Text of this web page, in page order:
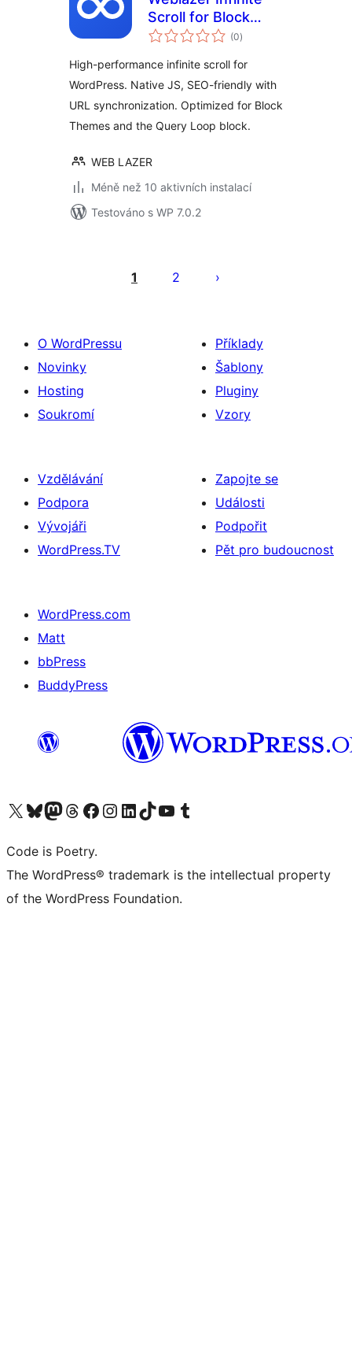
Scroll for Block
Themes
(0celkové
hodnocení
)
High-performance infinite scroll for
WordPress. Native JS, SEO-friendly with
URL synchronization. Optimized for Block
Themes and the Query Loop block.
WEB LAZER
Méně než 10 aktivních instalací
Testováno s WP 7.0.2
příspěvků
1 2
O WordPressu
Novinky
Hosting
Soukromí
Příklady
Šablony
Pluginy
Vzory
Vzdělávání
Podpora
Vývojáři
WordPress.TV
Zapojte se
Události
Podpořit
Pět pro budoucnost
WordPress.com
Matt
bbPress
BuddyPress
Navštivte náš účet na X (dříve Twitter)
Navštivte náš Bluesky účetNavštivte náš účet Mastodon
Navštivte náš Threads účetNavštivte naši stránku na Facebooku
Navštivte náš Instagram účetNavštivte náš LinkedIn účetNavštivte náš TikTok účetNavštivte náš YouTube kanálNavštivte náš Tumblr účet
Code is Poetry.
The WordPress® trademark is the intellectual property
of the WordPress Foundation.